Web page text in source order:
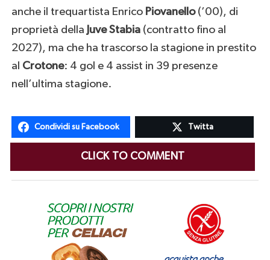
anche il trequartista Enrico Piovanello(’00), di
proprietà della Juve Stabia (contratto fino al
2027), ma che ha trascorso la stagione in prestito
al Crotone: 4 gol e 4 assist in 39 presenze
nell’ultima stagione.
Condividi su Facebook Twitta
CLICK TO COMMENT